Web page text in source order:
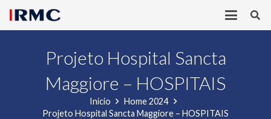
Projeto Hospital Sancta
Maggiore – HOSPITAIS
Início
Home 2024
Projeto Hospital Sancta Maggiore – HOSPITAIS